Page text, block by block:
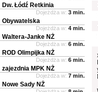
Dw. Łódź Retkinia
Dojeżdża w: 3 min.
Obywatelska
Dojeżdża w: 4 min.
Waltera-Janke NŻ
Dojeżdża w: 6 min.
ROD Olimpijka NŻ
Dojeżdża w: 6 min.
zajezdnia MPK NŻ
Dojeżdża w: 7 min.
Nowe Sady NŻ